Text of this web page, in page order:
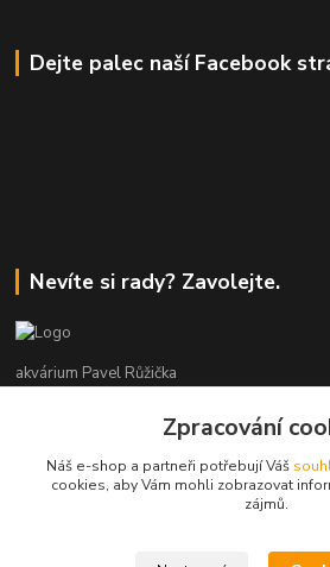
Dejte palec naší Facebook
Nevíte si rady? Zavolejte.
akvárium Pavel Růžička
+420 602 118 290
9:00 až 16:00 v pracovní dny
Zpracování
Náš e-shop a partneři potřebují Váš
cookies, aby Vám mohli zobrazovat
zájmů.